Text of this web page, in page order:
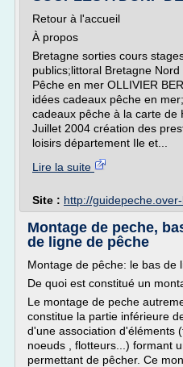
Retour à l'accueil
À propos
Bretagne sorties cours
publics;littoral Bretagne
Pêche en mer OLLIVIER
idées cadeaux pêche en
cadeaux pêche à la carte de
Juillet 2004 création des
loisirs département Ile et...
Lire la suite
Site : http://
Montage de peche,
de ligne de pêche
Montage de pêche: le bas de
De quoi est constitué un
Le montage de peche
constitue la partie inférieure
d'une association d'éléments
noeuds , flotteurs...) formant
permettant de pêcher. Ce